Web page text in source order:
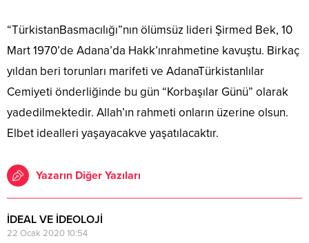
“TürkistanBasmacılığı”nın ölümsüz lideri Şirmed Bek, 10
Mart 1970’de Adana’da Hakk’ınrahmetine kavuştu. Birkaç
yıldan beri torunları marifeti ve AdanaTürkistanlılar
Cemiyeti önderliğinde bu gün “Korbaşılar Günü” olarak
yadedilmektedir. Allah’ın rahmeti onların üzerine olsun.
Elbet idealleri yaşayacakve yaşatılacaktır.
Yazarın Diğer Yazıları
İDEAL VE İDEOLOJİ
22 Ocak 2020 10:54